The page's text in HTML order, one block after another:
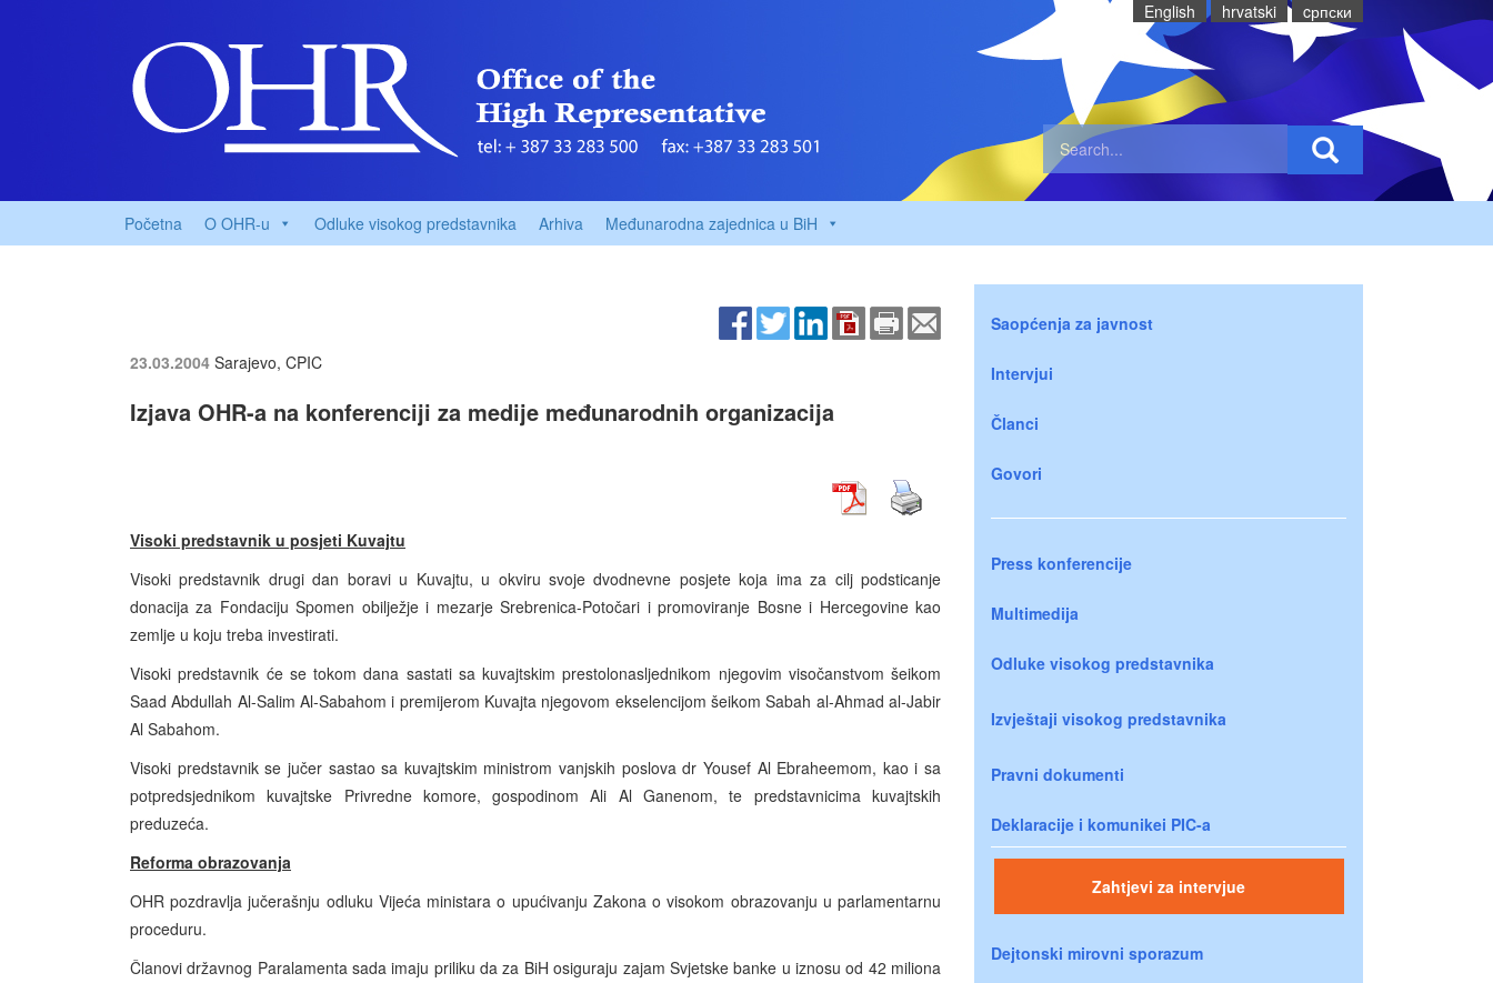
English hrvatski cрпски
Početna O OHR-u Odluke visokog predstavnika Arhiva Međunarodna zajednica u BiH
23.03.2004 Sarajevo, CPIC
Izjava OHR-a na konferenciji za medije međunarodnih organizacija
Visoki predstavnik u posjeti Kuvajtu
Visoki predstavnik drugi dan boravi u Kuvajtu, u okviru svoje dvodnevne posjete koja ima za cilj podsticanje
donacija za Fondaciju Spomen obilježje i mezarje Srebrenica-Potočari i promoviranje Bosne i Hercegovine kao
zemlje u koju treba investirati.
Visoki predstavnik će se tokom dana sastati sa kuvajtskim prestolonasljednikom njegovim visočanstvom šeikom
Saad Abdullah Al-Salim Al-Sabahom i premijerom Kuvajta njegovom ekselencijom šeikom Sabah al-Ahmad al-Jabir
Al Sabahom.
Visoki predstavnik se jučer sastao sa kuvajtskim ministrom vanjskih poslova dr Yousef Al Ebraheemom, kao i sa
potpredsjednikom kuvajtske Privredne komore, gospodinom Ali Al Ganenom, te predstavnicima kuvajtskih
preduzeća.
Reforma obrazovanja
OHR pozdravlja jučerašnju odluku Vijeća ministara o upućivanju Zakona o visokom obrazovanju u parlamentarnu
proceduru.
Članovi državnog Paralamenta sada imaju priliku da za BiH osiguraju zajam Svjetske banke u iznosu od 42 miliona
Saopćenja za javnost
Intervjui
Članci
Govori
Press konferencije
Multimedija
Odluke visokog predstavnika
Izvještaji visokog predstavnika
Pravni dokumenti
Deklaracije i komunikei PIC-a
Zahtjevi za intervjue
Dejtonski mirovni sporazum